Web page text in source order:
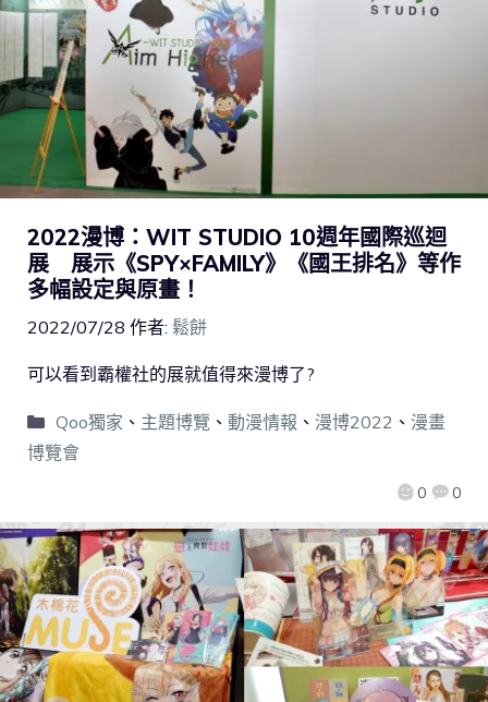
2022漫博：WIT STUDIO 10週年國際巡迴
展 展示《SPY×FAMILY》《國王排名》等作
多幅設定與原畫！
2022/07/28 作者: 鬆餅
0 0
可以看到霸權社的展就值得來漫博了?
Qoo獨家 、 主題博覽 、 動漫情報 、 漫博2022 、 漫畫
博覽會